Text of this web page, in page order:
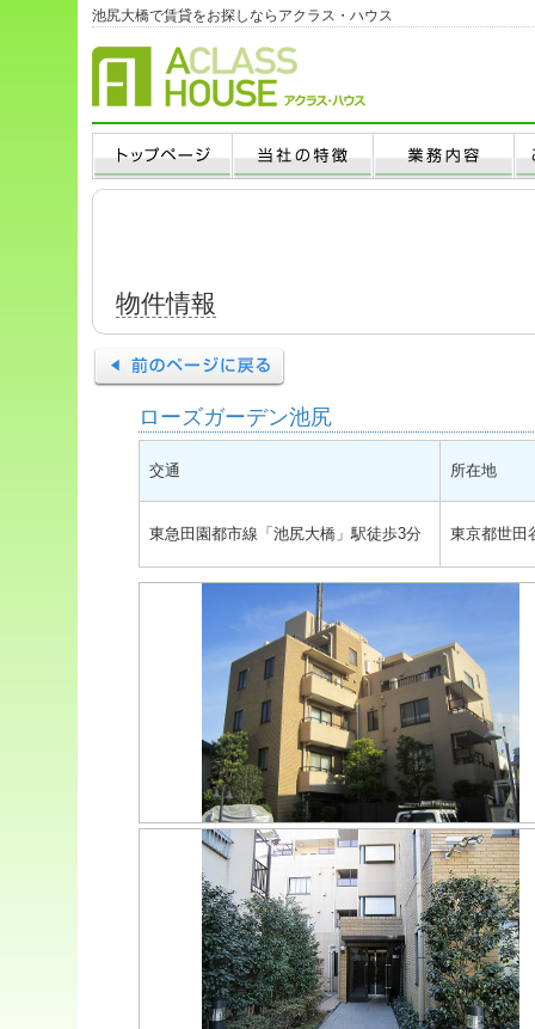
池尻大橋で賃貸をお探しならアクラス・ハウス
物件情報
ローズガーデン池尻
交通 所在地
東急田園都市線「池尻大橋」駅徒歩3分 東京都世田